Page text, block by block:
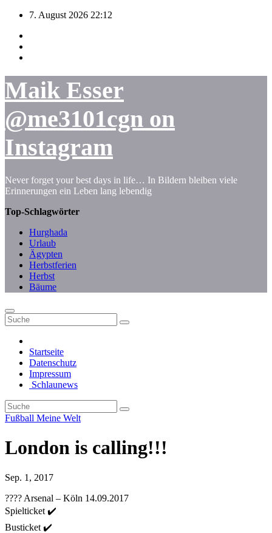
Zum
springen
7. August 2026 22:12
Maik Esser
@me3101cgn on
Instagram
Never forget your best days in life… In Bildern bleiben viele
Erinnerungen ein Leben lang lebendig
Top-Schlagwörter
Hurghada
Urlaub
Ägypten
Herbstferien
Herbst
Bäume
Startseite
Datenschutz
Impressum
Schlaunews
Fußball Meine Welt
London is calling!!!
Sep. 1, 2017
???? Arsenal – Köln 14.09.2017
Spielticket ✔️
Busticket ✔️